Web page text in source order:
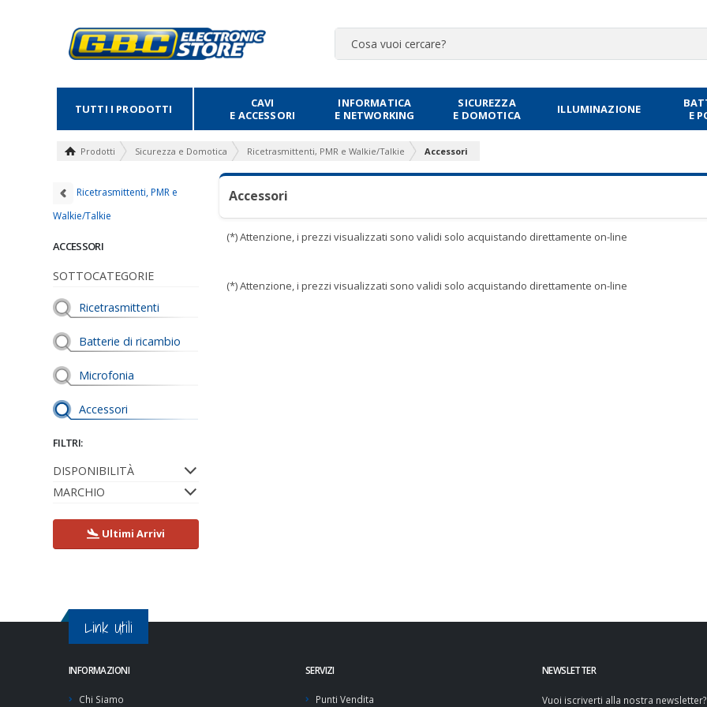
TUTTI I PRODOTTI
CAVI
E ACCESSORI
INFORMATICA
E NETWORKING
SICUREZZA
E DOMOTICA
ILLUMINAZIONE
E
Prodotti Sicurezza e Domotica Ricetrasmittenti, PMR e Walkie/Talkie Accessori
Ricetrasmittenti, PMR e
Walkie/Talkie
ACCESSORI
SOTTOCATEGORIE
Ricetrasmittenti
Batterie di ricambio
Microfonia
Accessori
FILTRI:
DISPONIBILITÀ
MARCHIO
Ultimi Arrivi
Accessori
(*) Attenzione, i prezzi visualizzati sono validi solo acquistando direttamente on-line
(*) Attenzione, i prezzi visualizzati sono validi solo acquistando direttamente on-line
Link Utili
INFORMAZIONI
Chi Siamo
SERVIZI
Punti Vendita
NEWSLETTER
Vuoi iscriverti alla nostra newsletter?